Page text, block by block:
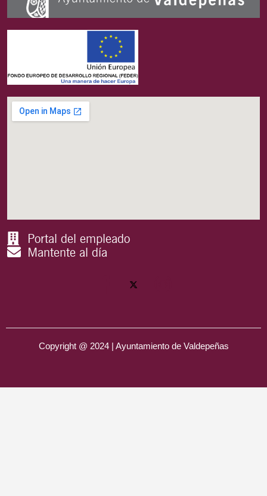
Portal del empleado
Mantente al día
Copyright @ 2024 | Ayuntamiento de Valdepeñas